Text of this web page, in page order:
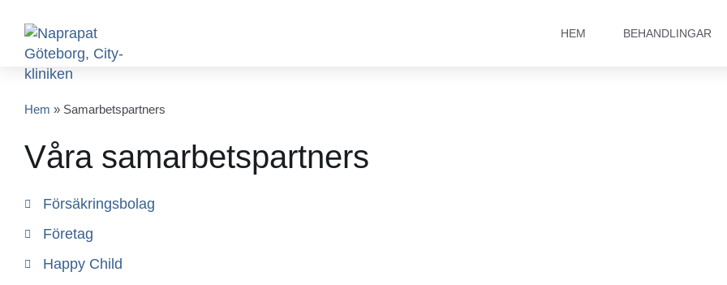
HEM BEHANDLINGAR
Hem » Samarbetspartners
Våra samarbetspartners
Försäkringsbolag
Företag
Happy Child